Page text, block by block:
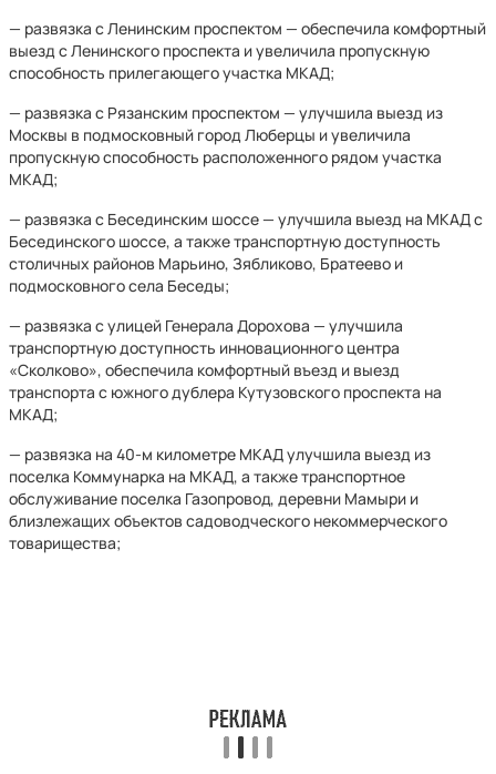
— развязка с Ленинским проспектом — обеспечила комфортный
выезд с Ленинского проспекта и увеличила пропускную
способность прилегающего участка МКАД;
— развязка с Рязанским проспектом — улучшила выезд из
Москвы в подмосковный город Люберцы и увеличила
пропускную способность расположенного рядом участка
МКАД;
— развязка с Бесединским шоссе — улучшила выезд на МКАД с
Бесединского шоссе, а также транспортную доступность
столичных районов Марьино, Зябликово, Братеево и
подмосковного села Беседы;
— развязка с улицей Генерала Дорохова — улучшила
транспортную доступность инновационного центра
«Сколково», обеспечила комфортный въезд и выезд
транспорта с южного дублера Кутузовского проспекта на
МКАД;
— развязка на 40-м километре МКАД улучшила выезд из
поселка Коммунарка на МКАД, а также транспортное
обслуживание поселка Газопровод, деревни Мамыри и
близлежащих объектов садоводческого некоммерческого
товарищества;